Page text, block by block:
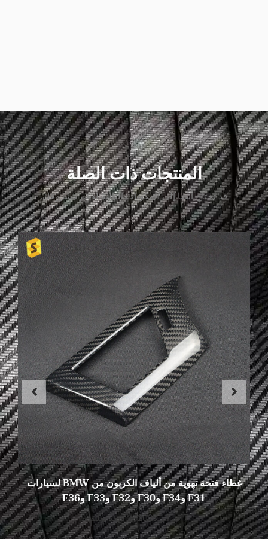
المنتجات ذات الصلة
قد تحتاج أيضًا إلى المكونات التالية لدعم مشروعك.
غطاء فتحة تهوية من ألياف الكربون من BMW لسيارات
F31 وF34 وF30 وF32 وF33 وF36
7 فبراير 2023 لا توجد تعليقات